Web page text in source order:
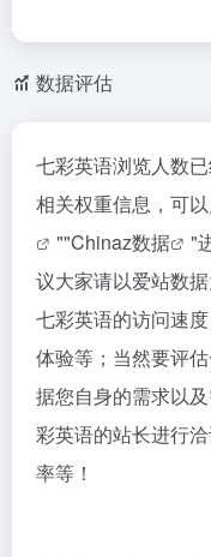
数据评估
七彩英语浏览人数
相关权重信息，可
""Chinaz数据
"
议大家请以爱站数
七彩英语的访问速
体验等；当然要评
据您自身的需求以
彩英语的站长进行
率等！